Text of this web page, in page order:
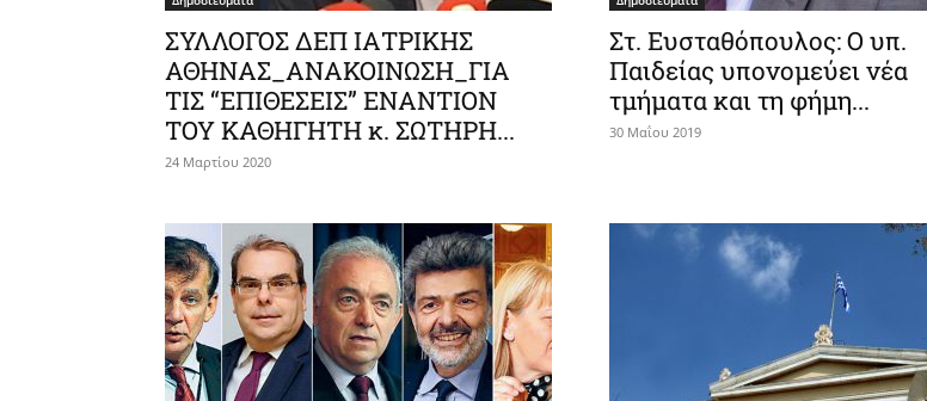
ΣΥΛΛΟΓΟΣ ΔΕΠ ΙΑΤΡΙΚΗΣ
ΑΘΗΝΑΣ_ΑΝΑΚΟΙΝΩΣΗ_ΓΙΑ
ΤΙΣ “ΕΠΙΘΕΣΕΙΣ” ΕΝΑΝΤΙΟΝ
ΤΟΥ ΚΑΘΗΓΗΤΗ κ. ΣΩΤΗΡΗ...
24 Μαρτίου 2020
Στ. Ευσταθόπουλος: Ο υπ.
Παιδείας υπονομεύει νέα
τμήματα και τη φήμη...
30 Μαΐου 2019